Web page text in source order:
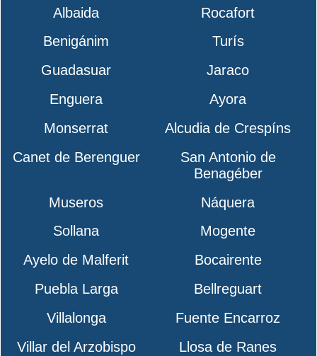
Albaida
Rocafort
Benigánim
Turís
Guadasuar
Jaraco
Enguera
Ayora
Monserrat
Alcudia de Crespíns
Canet de Berenguer
San Antonio de
Benagéber
Museros
Náquera
Sollana
Mogente
Ayelo de Malferit
Bocairente
Puebla Larga
Bellreguart
Villalonga
Fuente Encarroz
Villar del Arzobispo
Llosa de Ranes